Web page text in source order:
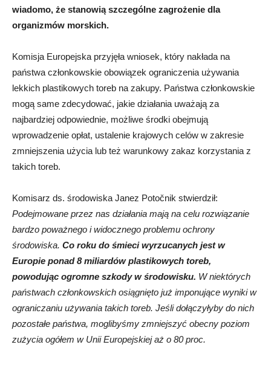
wiadomo, że stanowią szczególne zagrożenie dla
organizmów morskich.
Komisja Europejska przyjęła wniosek, który nakłada na
państwa członkowskie obowiązek ograniczenia używania
lekkich plastikowych toreb na zakupy. Państwa członkowskie
mogą same zdecydować, jakie działania uważają za
najbardziej odpowiednie, możliwe środki obejmują
wprowadzenie opłat, ustalenie krajowych celów w zakresie
zmniejszenia użycia lub też warunkowy zakaz korzystania z
takich toreb.
Komisarz ds. środowiska Janez Potočnik stwierdził:
Podejmowane przez nas działania mają na celu rozwiązanie
bardzo poważnego i widocznego problemu ochrony
środowiska. Co roku do śmieci wyrzucanych jest w
Europie ponad 8 miliardów plastikowych toreb,
powodując ogromne szkody w środowisku. W niektórych
państwach członkowskich osiągnięto już imponujące wyniki w
ograniczaniu używania takich toreb. Jeśli dołączyłyby do nich
pozostałe państwa, moglibyśmy zmniejszyć obecny poziom
zużycia ogółem w Unii Europejskiej aż o 80 proc.